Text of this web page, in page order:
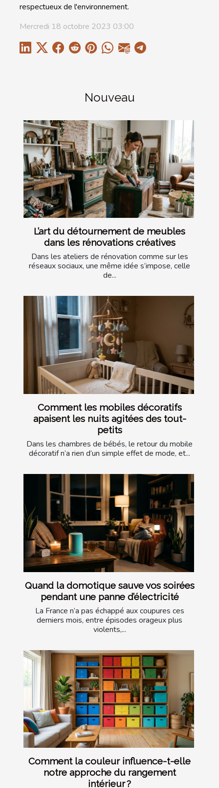
Nouveau
L’art du détournement de meubles
dans les rénovations créatives
Dans les ateliers de rénovation comme sur les
réseaux sociaux, une même idée s’impose, celle
de...
Comment les mobiles décoratifs
apaisent les nuits agitées des tout-
petits
Dans les chambres de bébés, le retour du mobile
décoratif n’a rien d’un simple effet de mode, et...
Quand la domotique sauve vos soirées
pendant une panne d’électricité
La France n’a pas échappé aux coupures ces
derniers mois, entre épisodes orageux plus
violents,...
Comment la couleur influence-t-elle
notre approche du rangement
intérieur ?
respectueux de l'environnement.
Mercredi 18 octobre 2023 03:00